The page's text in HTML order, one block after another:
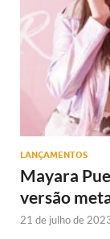
LANÇAMENTOS
Mayara
versão
21 de julho de